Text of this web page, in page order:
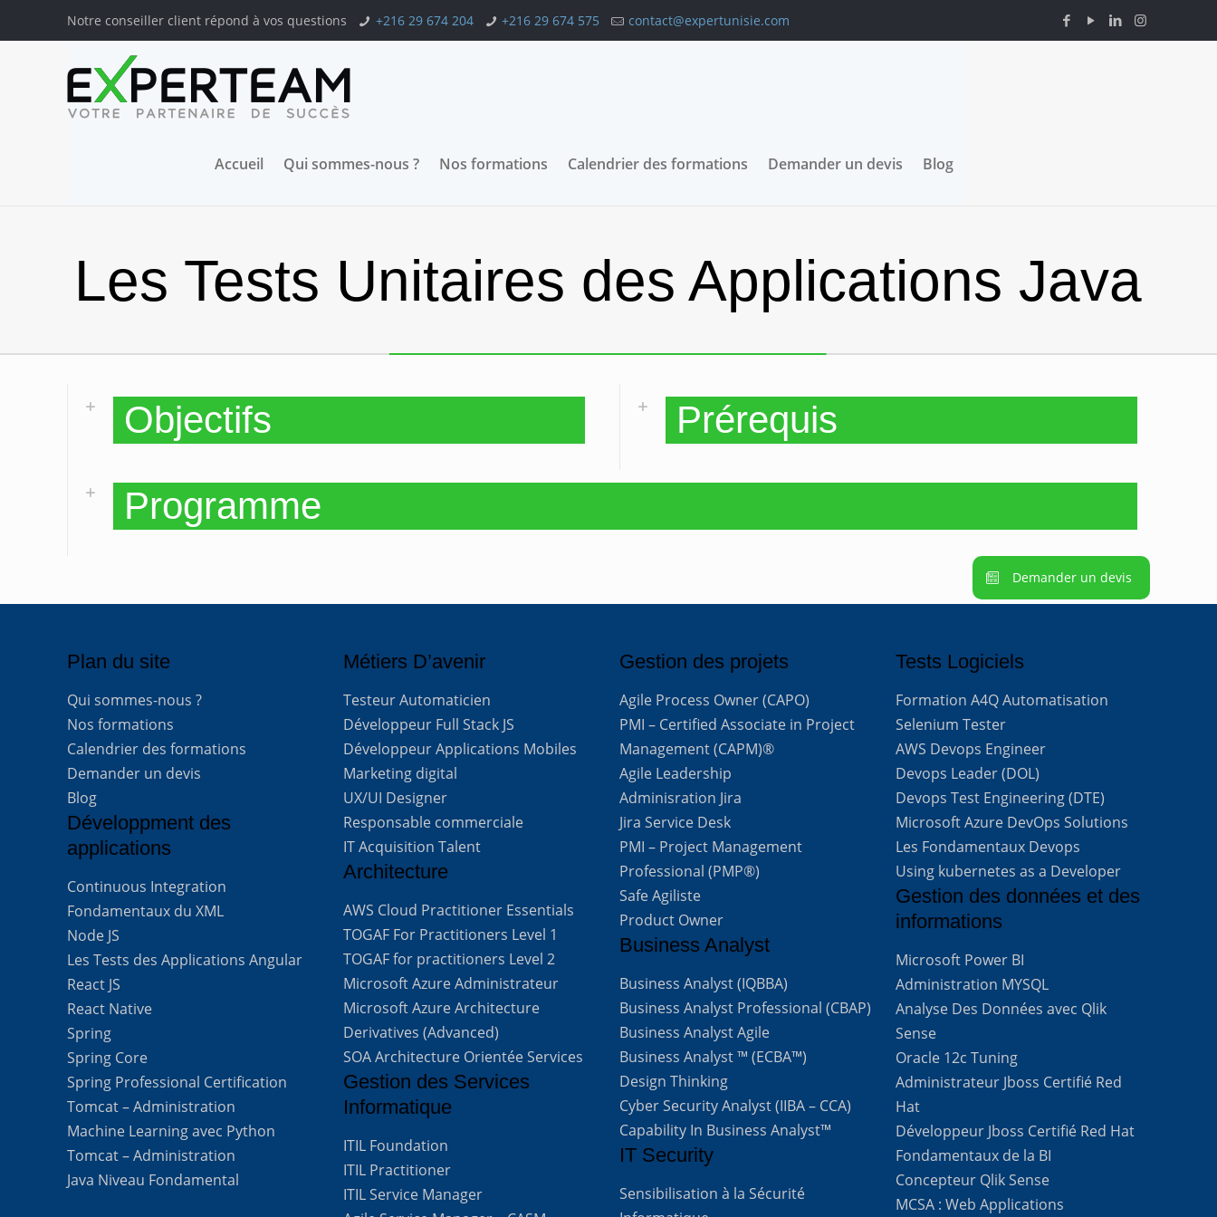
Notre conseiller client répond à vos questions +216 29 674 204 +216 29 674 575 contact@expertunisie.com
Accueil Qui sommes-nous ? Nos formations Calendrier des formations Demander un devis Blog
Les Tests Unitaires des Applications Java
Objectifs Prérequis
Programme
Demander un devis
Plan du site
Qui sommes-nous ?
Nos formations
Calendrier des formations
Demander un devis
Blog
Développment des
applications
Continuous Integration
Fondamentaux du XML
Node JS
Les Tests des Applications Angular
React JS
React Native
Spring
Spring Core
Spring Professional Certification
Tomcat – Administration
Machine Learning avec Python
Tomcat – Administration
Java Niveau Fondamental
Métiers D’avenir
Testeur Automaticien
Développeur Full Stack JS
Développeur Applications Mobiles
Marketing digital
UX/UI Designer
Responsable commerciale
IT Acquisition Talent
Architecture
AWS Cloud Practitioner Essentials
TOGAF For Practitioners Level 1
TOGAF for practitioners Level 2
Microsoft Azure Administrateur
Microsoft Azure Architecture
Derivatives (Advanced)
SOA Architecture Orientée Services
Gestion des Services
Informatique
ITIL Foundation
ITIL Practitioner
ITIL Service Manager
Gestion des projets
Agile Process Owner (CAPO)
PMI – Certified Associate in Project
Management (CAPM)®
Agile Leadership
Adminisration Jira
Jira Service Desk
PMI – Project Management
Professional (PMP®)
Safe Agiliste
Product Owner
Business Analyst
Business Analyst (IQBBA)
Business Analyst Professional (CBAP)
Business Analyst Agile
Business Analyst ™ (ECBA™)
Design Thinking
Cyber Security Analyst (IIBA – CCA)
Capability In Business Analyst™
IT Security
Sensibilisation à la Sécurité
Tests Logiciels
Formation A4Q Automatisation
Selenium Tester
AWS Devops Engineer
Devops Leader (DOL)
Devops Test Engineering (DTE)
Microsoft Azure DevOps Solutions
Les Fondamentaux Devops
Using kubernetes as a Developer
Gestion des données et des
informations
Microsoft Power BI
Administration MYSQL
Analyse Des Données avec Qlik
Sense
Oracle 12c Tuning
Administrateur Jboss Certifié Red
Hat
Développeur Jboss Certifié Red Hat
Fondamentaux de la BI
Concepteur Qlik Sense
MCSA : Web Applications